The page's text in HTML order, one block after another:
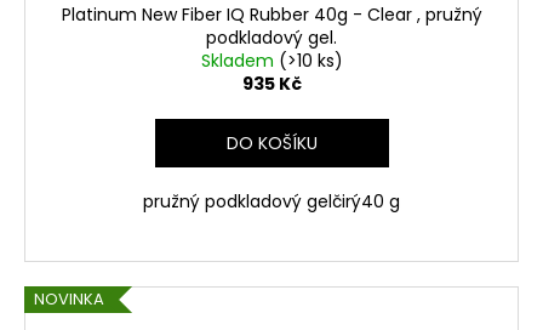
Platinum New Fiber IQ Rubber 40g - Clear , pružný
podkladový gel.
Skladem (>10 ks)
935 Kč
DO KOŠÍKU
pružný podkladový gelčirý40 g
NOVINKA